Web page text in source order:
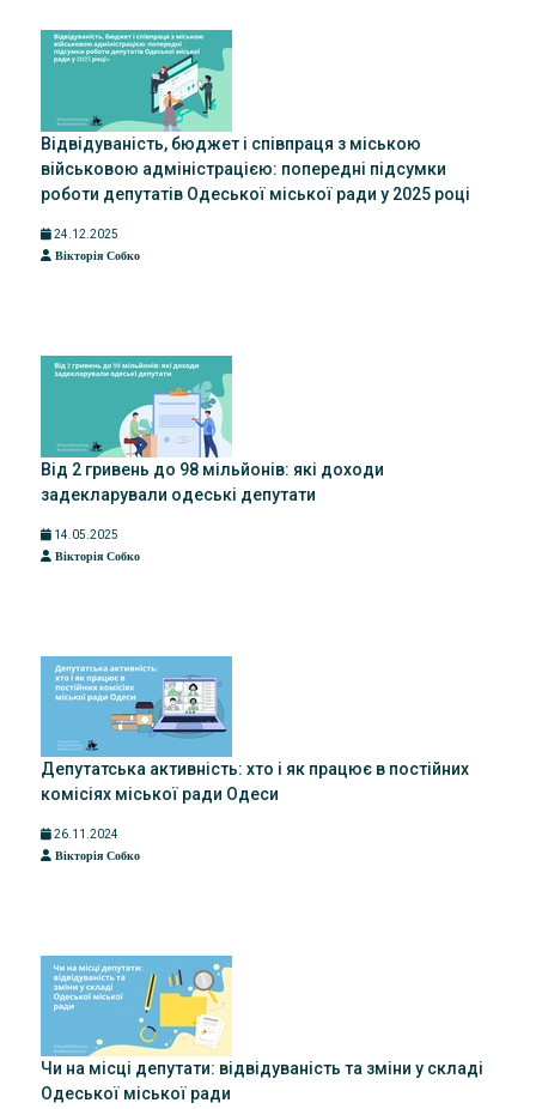
Відвідуваність, бюджет і співпраця з міською
військовою адміністрацією: попередні підсумки
роботи депутатів Одеської міської ради у 2025 році
24.12.2025
Вікторія Собко
Від 2 гривень до 98 мільйонів: які доходи
задекларували одеські депутати
14.05.2025
Вікторія Собко
Депутатська активність: хто і як працює в постійних
комісіях міської ради Одеси
26.11.2024
Вікторія Собко
Чи на місці депутати: відвідуваність та зміни у складі
Одеської міської ради